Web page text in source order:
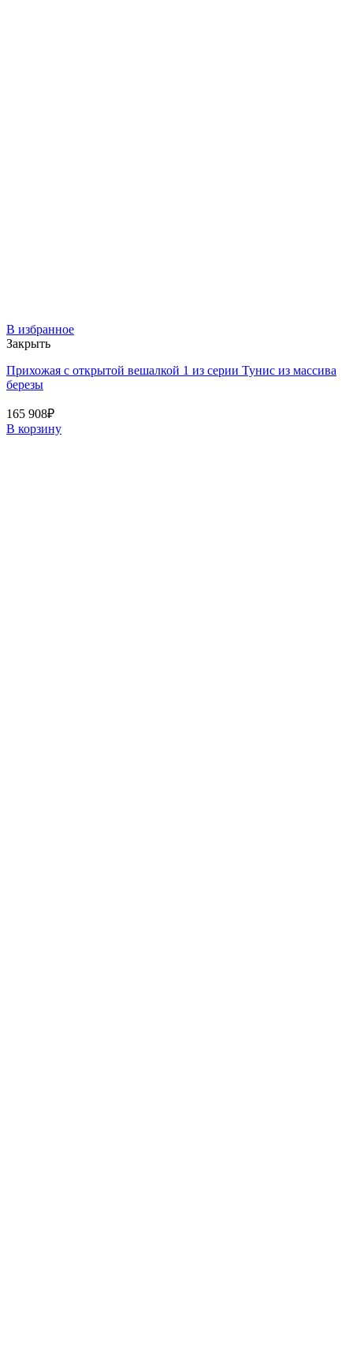
В избранное
Закрыть
Прихожая с открытой вешалкой 1 из серии Тунис из массива
березы
165 908₽
В корзину